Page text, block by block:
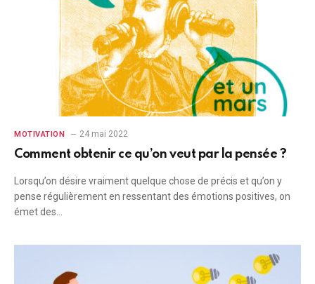
MOTIVATION 24 mai 2022
Comment obtenir ce qu’on veut par la pensée ?
Lorsqu’on désire vraiment quelque chose de précis et qu’on y
pense régulièrement en ressentant des émotions positives, on
émet des…